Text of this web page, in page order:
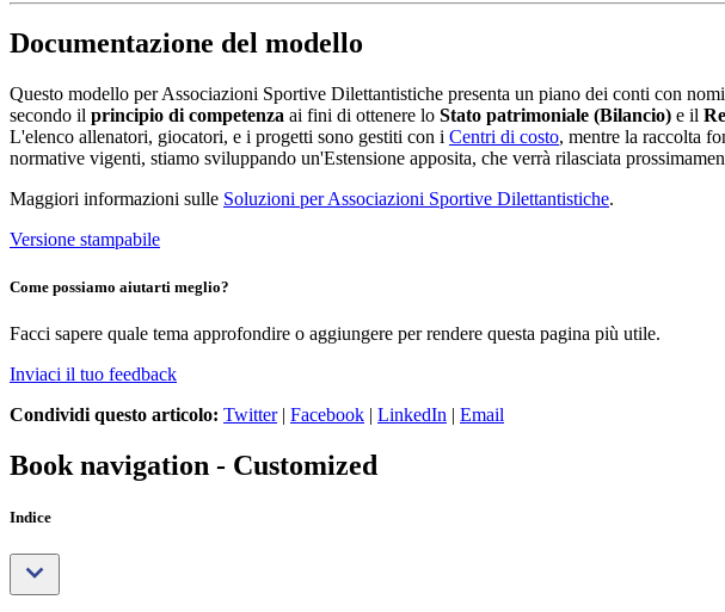
Documentazione del modello
Questo modello per Associazioni Sportive Dilettantistiche presenta un piano dei conti con
secondo il principio di competenza ai fini di ottenere lo Stato patrimoniale (Bilancio) e il
L'elenco allenatori, giocatori, e i progetti sono gestiti con i Centri di costo, mentre la raccolta
normative vigenti, stiamo sviluppando un'Estensione apposita, che verrà rilasciata
Maggiori informazioni sulle Soluzioni per Associazioni Sportive Dilettantistiche.
Versione stampabile
Come possiamo aiutarti meglio?
Facci sapere quale tema approfondire o aggiungere per rendere questa pagina più utile.
Inviaci il tuo feedback
Condividi questo articolo: Twitter| Facebook | LinkedIn | Email
Book navigation - Customized
Indice